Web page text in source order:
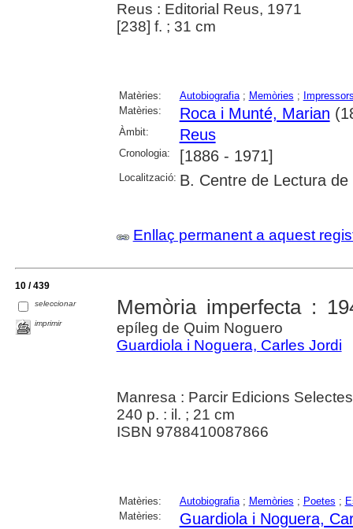
Reus : Editorial Reus, 1971
[238] f. ; 31 cm
Matèries: Autobiografia; Memòries ;
Matèries:
Roca i Munté, Marian
Àmbit: Reus
Cronologia: [1886 - 1971]
Localització: B. Centre de Lectura de
Enllaç permanent a aquest
10 / 439
seleccionar
imprimir
Memòria imperfecta :
epíleg de Quim Noguero
Guardiola i Noguera, Carles Jordi
Manresa : Parcir Edicions
240 p. : il. ; 21 cm
ISBN 9788410087866
Matèries: Autobiografia; Memòries ; Poetes ;
Matèries:
Guardiola i Noguera,